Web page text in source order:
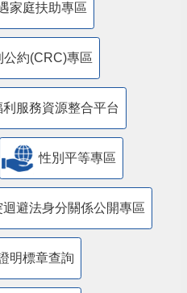
家庭扶助專區
公約(CRC)專區
服務資源整合平台
性別平等專區
避法身分關係公開專區
明標章查詢